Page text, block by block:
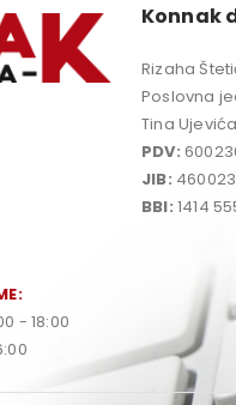
- 18:00
Konnak
Rizaha
Poslovna
Tina
PDV:
JIB:
BBI: 1414